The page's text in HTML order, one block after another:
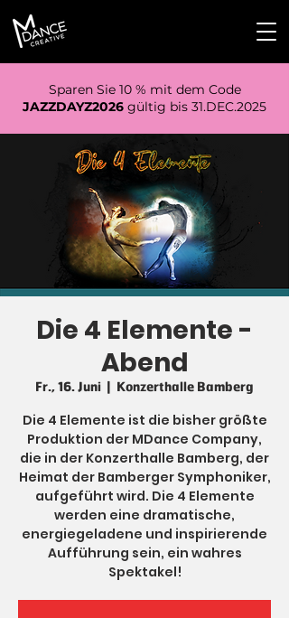
Sparen Sie 10 % mit dem Code
JAZZDAYZ2026 gültig bis 31.DEC.2025
Die 4 Elemente -
Abend
Fr., 16. Juni Konzerthalle Bamberg
Die 4 Elemente ist die bisher größte
Produktion der MDance Company,
die in der Konzerthalle Bamberg, der
Heimat der Bamberger Symphoniker,
aufgeführt wird. Die 4 Elemente
werden eine dramatische,
energiegeladene und inspirierende
Aufführung sein, ein wahres
Spektakel!